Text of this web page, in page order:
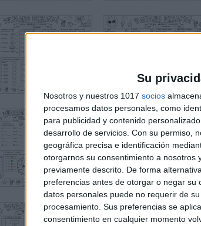
Su
Nosotros y nuestros 1017 socios
procesamos datos personales, como
para publicidad y contenido
desarrollo de servicios. Con su permiso,
geográfica precisa e identificación
otorgarnos su consentimiento a nosotros
previamente descrito. De forma
preferencias antes de otorgar o negar su
datos personales puede no requerir de
procesamiento. Sus preferencias se
consentimiento en cualquier momento